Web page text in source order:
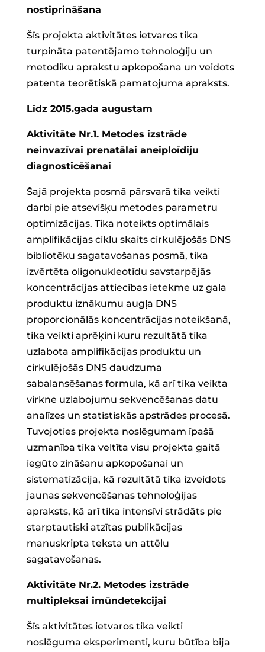
nostiprināšana
Šīs projekta aktivitātes ietvaros tika
turpināta patentējamo tehnoloģiju un
metodiku aprakstu apkopošana un veidots
patenta teorētiskā pamatojuma apraksts.
Līdz 2015.gada augustam
Aktivitāte Nr.1. Metodes izstrāde
neinvazīvai prenatālai aneiploīdiju
diagnosticēšanai
Šajā projekta posmā pārsvarā tika veikti
darbi pie atsevišķu metodes parametru
optimizācijas. Tika noteikts optimālais
amplifikācijas ciklu skaits cirkulējošās DNS
bibliotēku sagatavošanas posmā, tika
izvērtēta oligonukleotīdu savstarpējās
koncentrācijas attiecības ietekme uz gala
produktu iznākumu augļa DNS
proporcionālās koncentrācijas noteikšanā,
tika veikti aprēķini kuru rezultātā tika
uzlabota amplifikācijas produktu un
cirkulējošās DNS daudzuma
sabalansēšanas formula, kā arī tika veikta
virkne uzlabojumu sekvencēšanas datu
analīzes un statistiskās apstrādes procesā.
Tuvojoties projekta noslēgumam īpašā
uzmanība tika veltīta visu projekta gaitā
iegūto zināšanu apkopošanai un
sistematizācija, kā rezultātā tika izveidots
jaunas sekvencēšanas tehnoloģijas
apraksts, kā arī tika intensīvi strādāts pie
starptautiski atzītas publikācijas
manuskripta teksta un attēlu
sagatavošanas.
Aktivitāte Nr.2. Metodes izstrāde
multipleksai imūndetekcijai
Šīs aktivitātes ietvaros tika veikti
noslēguma eksperimenti, kuru būtība bija